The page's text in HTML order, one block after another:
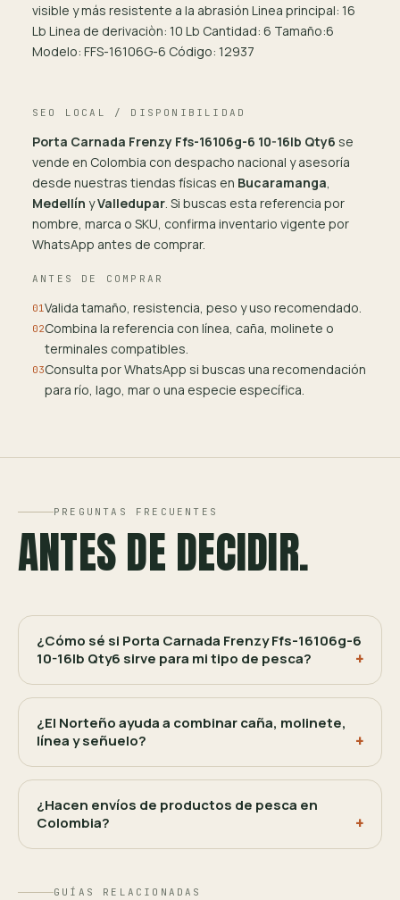
visible y más resistente a la abrasión Linea principal: 16
Lb Linea de derivaciòn: 10 Lb Cantidad: 6 Tamaño:6
Modelo: FFS-16106G-6 Código: 12937
SEO LOCAL / DISPONIBILIDAD
Porta Carnada Frenzy Ffs-16106g-6 10-16lb Qty6 se
vende en Colombia con despacho nacional y asesoría
desde nuestras tiendas físicas en Bucaramanga,
Medellín yValledupar. Si buscas esta referencia por
nombre, marca o SKU, confirma inventario vigente por
WhatsApp antes de comprar.
ANTES DE COMPRAR
01Valida tamaño, resistencia, peso y uso recomendado.
02Combina la referencia con línea, caña, molinete o
terminales compatibles.
03Consulta por WhatsApp si buscas una recomendación
para río, lago, mar o una especie específica.
PREGUNTAS FRECUENTES
ANTES DE DECIDIR.
¿Cómo sé si Porta Carnada Frenzy Ffs-16106g-6
10-16lb Qty6 sirve para mi tipo de pesca?
¿El Norteño ayuda a combinar caña, molinete,
línea y señuelo?
¿Hacen envíos de productos de pesca en
Colombia?
GUÍAS RELACIONADAS